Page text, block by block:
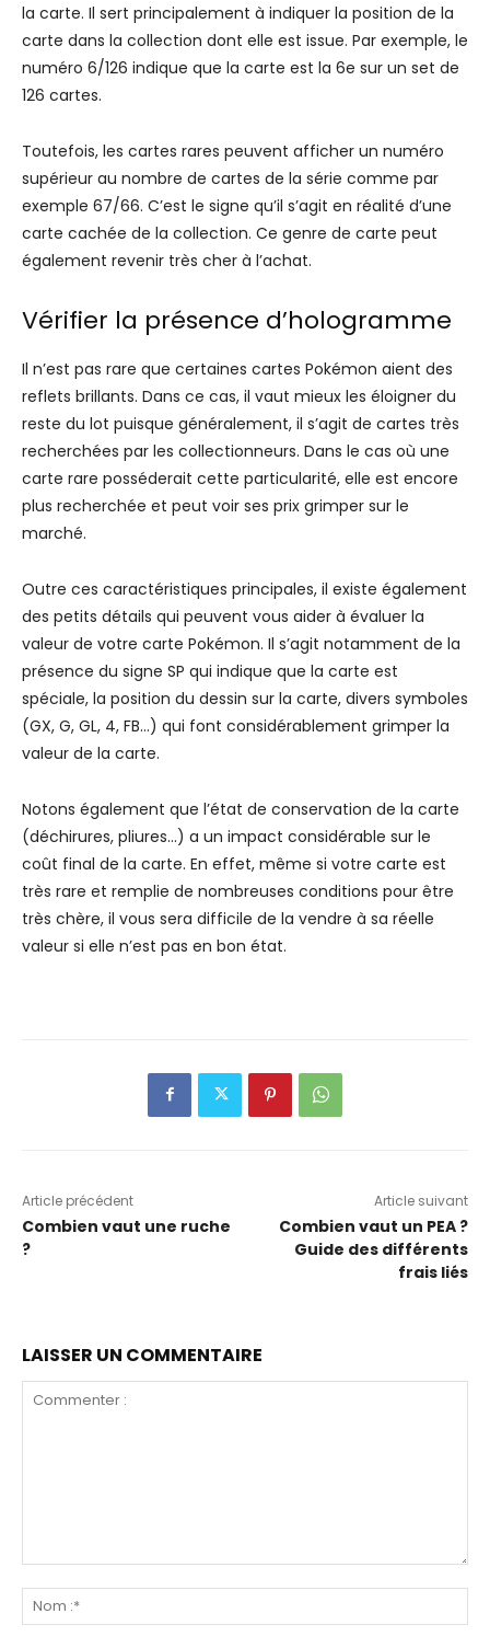
la carte. Il sert principalement à indiquer la position de la
carte dans la collection dont elle est issue. Par exemple, le
numéro 6/126 indique que la carte est la 6e sur un set de
126 cartes.
Toutefois, les cartes rares peuvent afficher un numéro
supérieur au nombre de cartes de la série comme par
exemple 67/66. C’est le signe qu’il s’agit en réalité d’une
carte cachée de la collection. Ce genre de carte peut
également revenir très cher à l’achat.
Vérifier la présence d’hologramme
Il n’est pas rare que certaines cartes Pokémon aient des
reflets brillants. Dans ce cas, il vaut mieux les éloigner du
reste du lot puisque généralement, il s’agit de cartes très
recherchées par les collectionneurs. Dans le cas où une
carte rare posséderait cette particularité, elle est encore
plus recherchée et peut voir ses prix grimper sur le
marché.
Outre ces caractéristiques principales, il existe également
des petits détails qui peuvent vous aider à évaluer la
valeur de votre carte Pokémon. Il s’agit notamment de la
présence du signe SP qui indique que la carte est
spéciale, la position du dessin sur la carte, divers symboles
(GX, G, GL, 4, FB…) qui font considérablement grimper la
valeur de la carte.
Notons également que l’état de conservation de la carte
(déchirures, pliures…) a un impact considérable sur le
coût final de la carte. En effet, même si votre carte est
très rare et remplie de nombreuses conditions pour être
très chère, il vous sera difficile de la vendre à sa réelle
valeur si elle n’est pas en bon état.
Article précédent
Combien vaut une ruche
?
Article suivant
Combien vaut un PEA ?
Guide des différents
frais liés
LAISSER UN COMMENTAIRE
:*